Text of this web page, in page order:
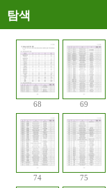
탐색
68 69
74 75